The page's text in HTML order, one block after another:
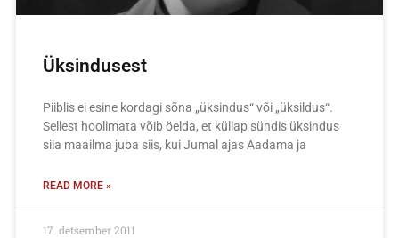
Üksindusest
Piiblis ei esine kordagi sõna „üksindus“ või „üksildus“.
Sellest hoolimata võib öelda, et küllap sündis üksindus
siia maailma juba siis, kui Jumal ajas Aadama ja
READ MORE »
17. detsember 2011